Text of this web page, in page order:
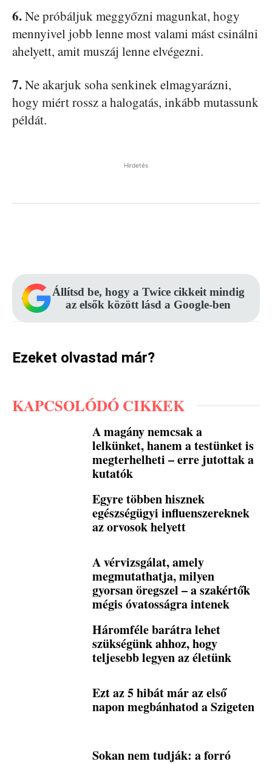
6.Ne próbáljuk meggyőzni magunkat, hogy
mennyivel jobb lenne most valami mást csinálni
ahelyett, amit muszáj lenne elvégezni.
7.Ne akarjuk soha senkinek elmagyarázni,
hogy miért rossz a halogatás, inkább mutassunk
példát.
Hirdetés
Állítsd be, hogy a Twice cikkeit mindig
az elsők között lásd a Google-ben
Ezeket olvastad már?
KAPCSOLÓDÓ CIKKEK
A magány nemcsak a
lelkünket, hanem a testünket is
megterhelheti – erre jutottak a
kutatók
Egyre többen hisznek
egészségügyi influenszereknek
az orvosok helyett
A vérvizsgálat, amely
megmutathatja, milyen
gyorsan öregszel – a szakértők
mégis óvatosságra intenek
Háromféle barátra lehet
szükségünk ahhoz, hogy
teljesebb legyen az életünk
Ezt az 5 hibát már az első
napon megbánhatod a Szigeten
Sokan nem tudják: a forró